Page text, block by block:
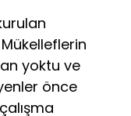
yoktu ve
önce